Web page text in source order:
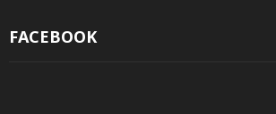
FACEBOOK